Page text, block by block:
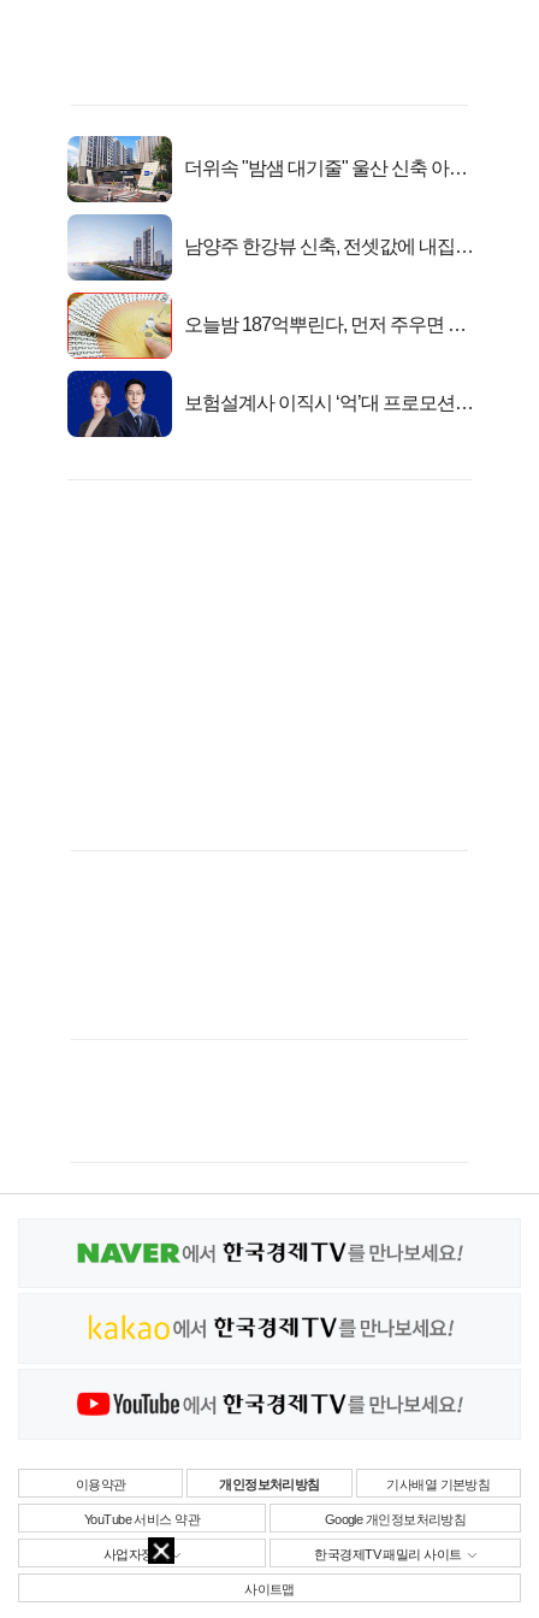
더위속 "밤샘 대기줄" 울산 신축 아파
남양주 한강뷰 신축, 전셋값에 내집마
오늘밤 187억뿌린다, 먼저 주우면 최
보험설계사 이직시 ‘억’대 프로모션!
이용약관 개인정보처리방침 기사배열 기본방침
YouTube 서비스 약관 Google 개인정보처리방침
사업자정보 한국경제TV 패밀리 사이트
사이트맵